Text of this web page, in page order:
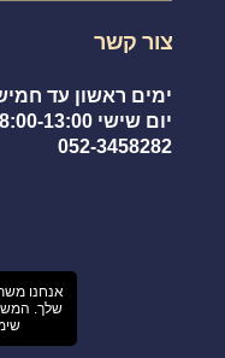
צור קשר
משלוחים
מועדפים
אקססוריס לחתול
חול לחתולים
צור קשר
ימים ראשון עד חמישי 8:00-
יום שישי 8:00-13:00
052-3458282
עיצוב
כל
אנחנו
שלך.